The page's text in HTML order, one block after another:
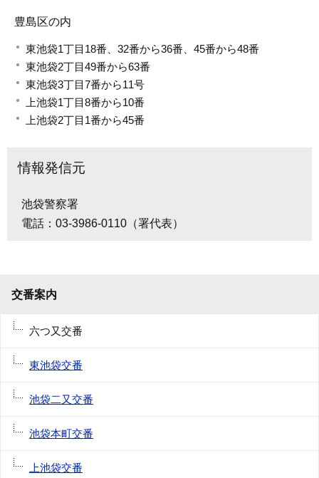
豊島区の内
東池袋1丁目18番、32番から36番、45番から48番
東池袋2丁目49番から63番
東池袋3丁目7番から11号
上池袋1丁目8番から10番
上池袋2丁目1番から45番
情報発信元
池袋警察署
電話：03-3986-0110（署代表）
交番案内
六つ又交番
東池袋交番
池袋二又交番
池袋本町交番
上池袋交番